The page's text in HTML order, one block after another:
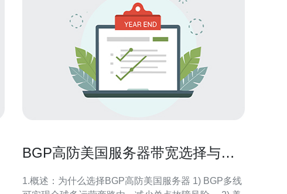
BGP高防美国服务器带宽选择与性
1.概述：为什么选择BGP高防美国服务器 1) BGP多线